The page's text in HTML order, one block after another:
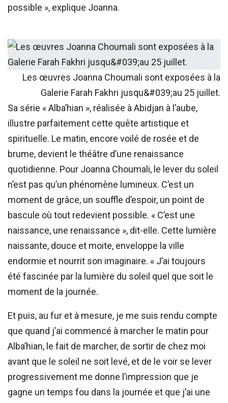
possible », explique Joanna.
Les œuvres Joanna Choumali sont exposées à la
Galerie Farah Fakhri jusqu&#039;au 25 juillet.
Sa série « Alba’hian », réalisée à Abidjan à l’aube,
illustre parfaitement cette quête artistique et
spirituelle. Le matin, encore voilé de rosée et de
brume, devient le théâtre d’une renaissance
quotidienne. Pour Joanna Choumali, le lever du soleil
n’est pas qu’un phénomène lumineux. C’est un
moment de grâce, un souffle d’espoir, un point de
bascule où tout redevient possible. « C’est une
naissance, une renaissance », dit-elle. Cette lumière
naissante, douce et moite, enveloppe la ville
endormie et nourrit son imaginaire. « J’ai toujours
été fascinée par la lumière du soleil quel que soit le
moment de la journée.
Et puis, au fur et à mesure, je me suis rendu compte
que quand j’ai commencé à marcher le matin pour
Alba’hian, le fait de marcher, de sortir de chez moi
avant que le soleil ne soit levé, et de le voir se lever
progressivement me donne l’impression que je
gagne un temps fou dans la journée et que j’ai une